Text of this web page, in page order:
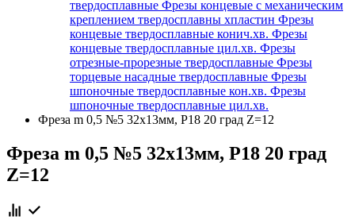
твердосплавные Фрезы концевые с механическим
креплением твердосплавны хпластин Фрезы
концевые твердосплавные конич.хв. Фрезы
концевые твердосплавные цил.хв. Фрезы
отрезные-прорезные твердосплавные Фрезы
торцевые насадные твердосплавные Фрезы
шпоночные твердосплавные кон.хв. Фрезы
шпоночные твердосплавные цил.хв.
Фреза m 0,5 №5 32x13мм, Р18 20 град Z=12
Фреза m 0,5 №5 32x13мм, Р18 20 град
Z=12